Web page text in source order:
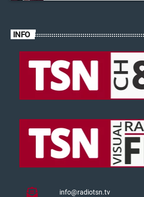
INFO
info@radiotsn.tv